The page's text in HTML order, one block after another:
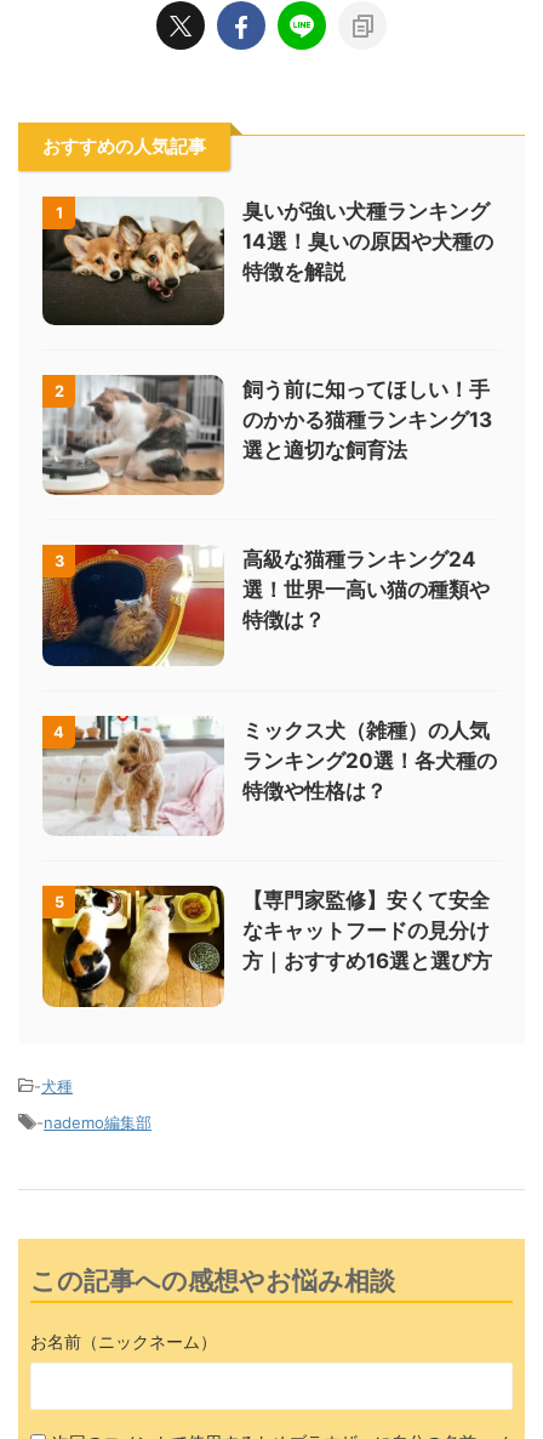
おすすめの人気記事
1
臭いが強い犬種ランキング
14選！臭いの原因や犬種の
特徴を解説
2
飼う前に知ってほしい！手
のかかる猫種ランキング13
選と適切な飼育法
3
高級な猫種ランキング24
選！世界一高い猫の種類や
特徴は？
4
ミックス犬（雑種）の人気
ランキング20選！各犬種の
特徴や性格は？
5
【専門家監修】安くて安全
なキャットフードの見分け
方｜おすすめ16選と選び方
-犬種
-nademo編集部
この記事への感想やお悩み相談
お名前（ニックネーム）